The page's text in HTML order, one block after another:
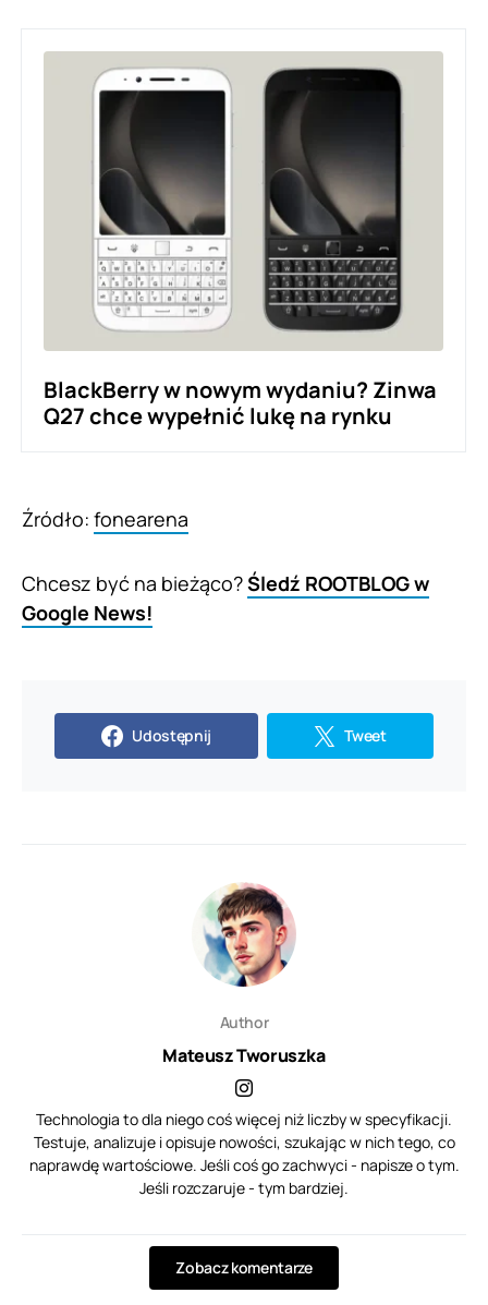
BlackBerry w nowym wydaniu? Zinwa
Q27 chce wypełnić lukę na rynku
Źródło: fonearena
Chcesz być na bieżąco?Śledź ROOTBLOG w
Google News!
Udostępnij Tweet
Author
Mateusz Tworuszka
Technologia to dla niego coś więcej niż liczby w specyfikacji.
Testuje, analizuje i opisuje nowości, szukając w nich tego, co
naprawdę wartościowe. Jeśli coś go zachwyci - napisze o tym.
Jeśli rozczaruje - tym bardziej.
Zobacz komentarze